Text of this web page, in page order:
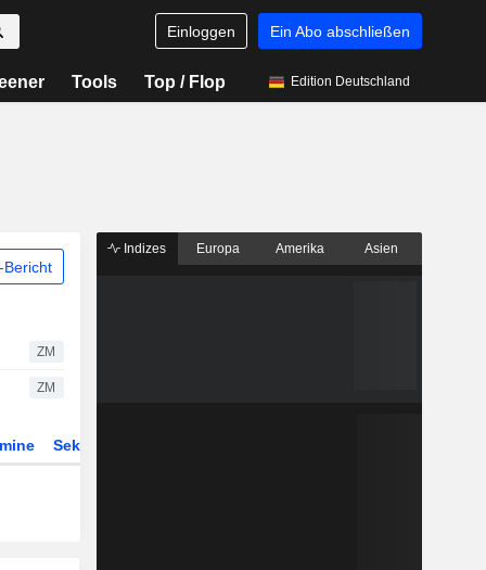
Einloggen Ein Abo abschließen
Tools Top / Flop Edition Deutschland
Bericht
ZM
ZM
Sektor
Indizes Europa Amerika Asien